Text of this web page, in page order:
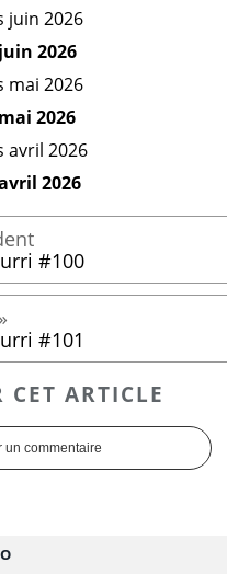
2026
2026
2026
#100
#101
CET ARTICLE
un commentaire